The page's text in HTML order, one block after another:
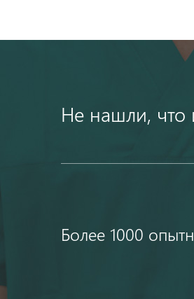
Не нашли, что
Более 1000